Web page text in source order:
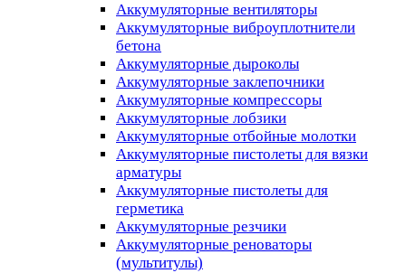
Аккумуляторные вентиляторы
Аккумуляторные виброуплотнители
бетона
Аккумуляторные дыроколы
Аккумуляторные заклепочники
Аккумуляторные компрессоры
Аккумуляторные лобзики
Аккумуляторные отбойные молотки
Аккумуляторные пистолеты для вязки
арматуры
Аккумуляторные пистолеты для
герметика
Аккумуляторные резчики
Аккумуляторные реноваторы
(мультитулы)